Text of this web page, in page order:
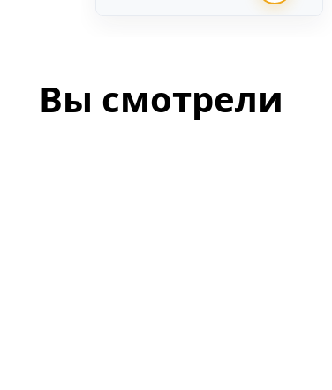
Вы смотрели